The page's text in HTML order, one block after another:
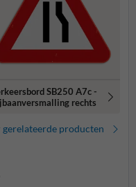
SB250 A7c -
rechts
gerelateerde producten